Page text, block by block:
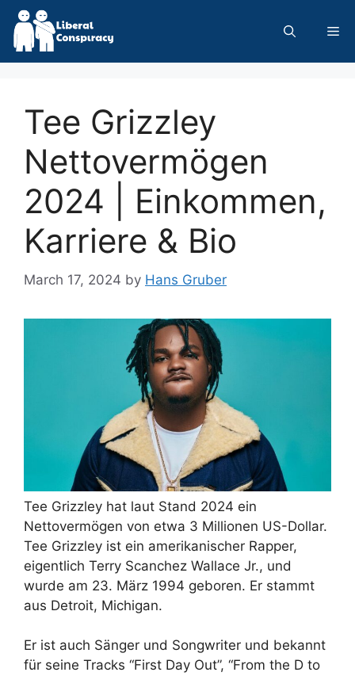
Skip
content
Tee Grizzley
Nettovermögen
2024 | Einkommen,
Karriere & Bio
March 17, 2024 by Hans Gruber
Tee Grizzley hat laut Stand 2024 ein
Nettovermögen von etwa 3 Millionen US-Dollar.
Tee Grizzley ist ein amerikanischer Rapper,
eigentlich Terry Scanchez Wallace Jr., und
wurde am 23. März 1994 geboren. Er stammt
aus Detroit, Michigan.
Er ist auch Sänger und Songwriter und bekannt
für seine Tracks “First Day Out”, “From the D to